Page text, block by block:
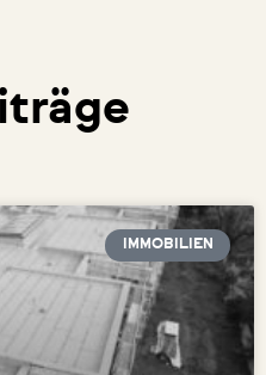
IMMOBILIEN